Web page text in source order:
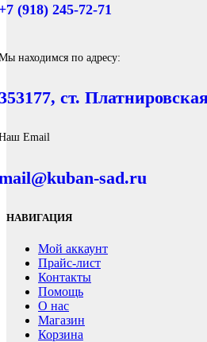
(918) 245-72-71
находимся по адресу:
ст.
Email
sad.ru
НАВИГАЦИЯ
Мой аккаунт
Прайс-лист
Контакты
Помощь
О нас
Магазин
Корзина